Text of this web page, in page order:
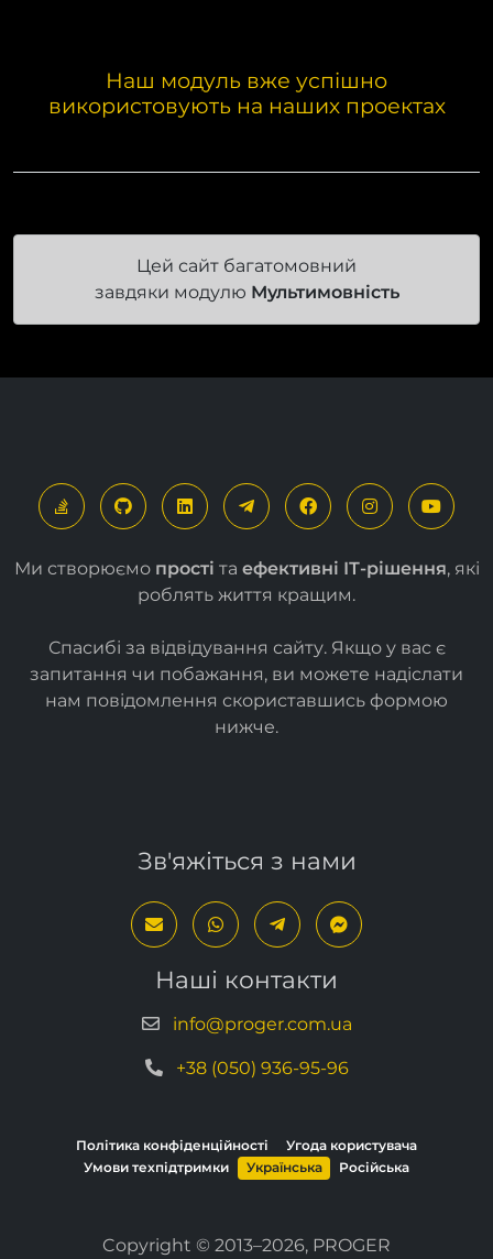
Наш модуль вже успішно
використовують на наших проектах
Цей сайт багатомовний
завдяки модулю Мультимовність
Ми створюємо прості та ефективні ІТ-рішення, які
роблять життя кращим.
Спасибі за відвідування сайту. Якщо у вас є
запитання чи побажання, ви можете надіслати
нам повідомлення скориставшись формою
нижче.
Зв'яжіться з нами
Наші контакти
info@proger.com.ua
+38 (050) 936-95-96
Політика конфіденційності
Угода користувача
Умови техпідтримки
Українська Російська
Copyright © 2013–2026, PROGER